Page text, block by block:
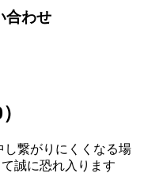
合わせ
繋がりにくくなる場
誠に恐れ入ります